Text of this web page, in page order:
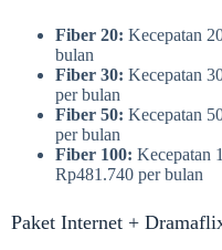
Fiber 20: Kecepatan
bulan
Fiber 30: Kecepatan
per bulan
Fiber 50: Kecepatan
per bulan
Fiber 100: Kecepatan
Rp481.740 per bulan
Paket Internet +